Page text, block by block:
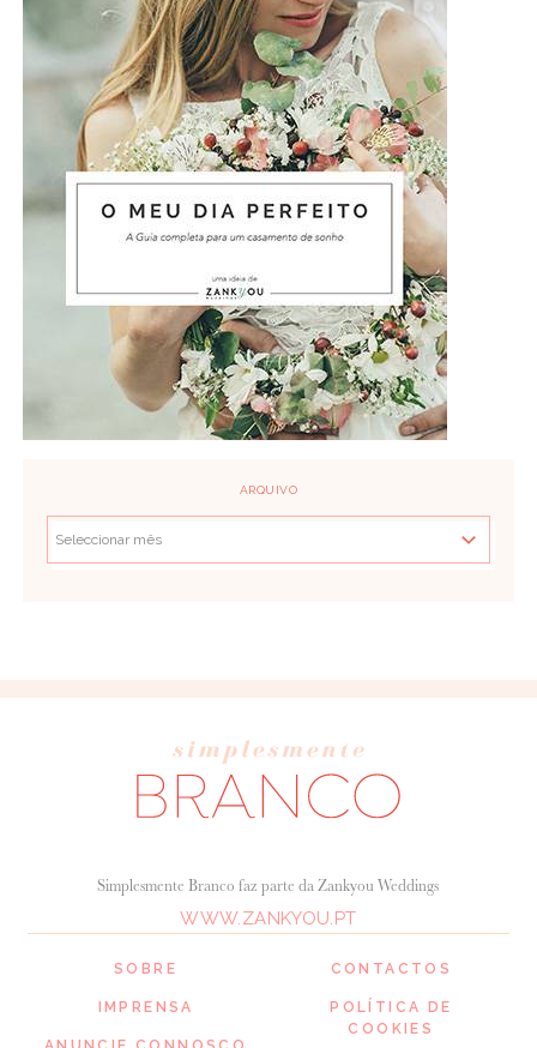
ARQUIVO
SOBRE
IMPRENSA
Simplesmente Branco faz parte da Zankyou Weddings
WWW.ZANKYOU.PT
CONTACTOS
POLÍTICA DE
COOKIES